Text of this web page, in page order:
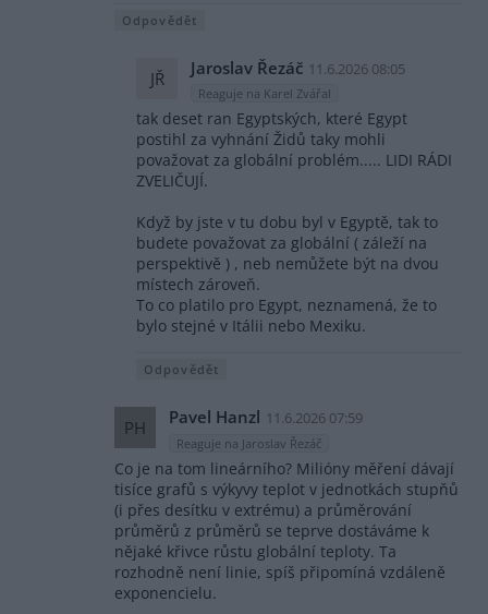
Odpovědět
JŘ Jaroslav Řezáč 11.6.2026 08:05
Reaguje na Karel Zvářal
tak deset ran Egyptských, které Egypt
postihl za vyhnání Židů taky mohli
považovat za globální problém..... LIDI RÁDI
ZVELIČUJÍ.
Když by jste v tu dobu byl v Egyptě, tak to
budete považovat za globální ( záleží na
perspektivě ) , neb nemůžete být na dvou
místech zároveň.
To co platilo pro Egypt, neznamená, že to
bylo stejné v Itálii nebo Mexiku.
Odpovědět
PH Pavel Hanzl 11.6.2026 07:59
Reaguje na Jaroslav Řezáč
Co je na tom lineárního? Milióny měření dávají
tisíce grafů s výkyvy teplot v jednotkách stupňů
(i přes desítku v extrému) a průměrování
průměrů z průměrů se teprve dostáváme k
nějaké křivce růstu globální teploty. Ta
rozhodně není linie, spíš připomíná vzdáleně
exponencielu.